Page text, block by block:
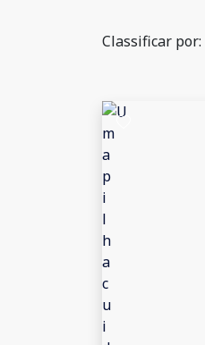
Classificar por: